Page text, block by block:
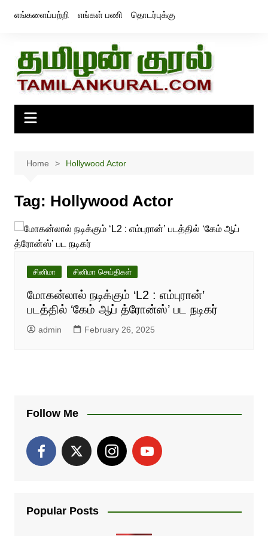
எங்களைப்பற்றி எங்கள் பணி தொடர்புக்கு
Home Hollywood Actor
Tag: Hollywood Actor
சினிமா சினிமா செய்திகள்
மோகன்லால் நடிக்கும் ‘L2 : எம்புரான்’
படத்தில் ‘கேம் ஆப் த்ரோன்ஸ்’ பட நடிகர்
admin February 26, 2025
Follow Me
Popular Posts